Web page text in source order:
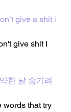
give a shit i
give shit I
한 날 숨기려
words that try